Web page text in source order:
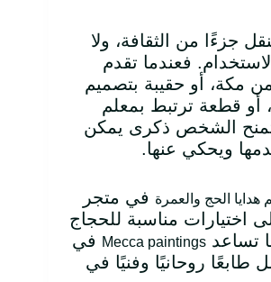
تنقل جزءًا من الثقافة، ولا
فعندما تقدم
مكة، أو حقيبة بتصميم
أو قطعة ترتبط بمعلم
الشخص ذكرى يمكن
ويحكي عنها.
الحج والعمرة في متجر
اختيارات مناسبة للحجاج
تساعد Mecca paintings في
طابعًا روحانيًا وفنيًا في